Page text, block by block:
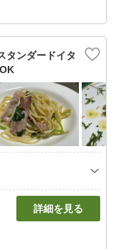
タンダードイタ
詳細を見る